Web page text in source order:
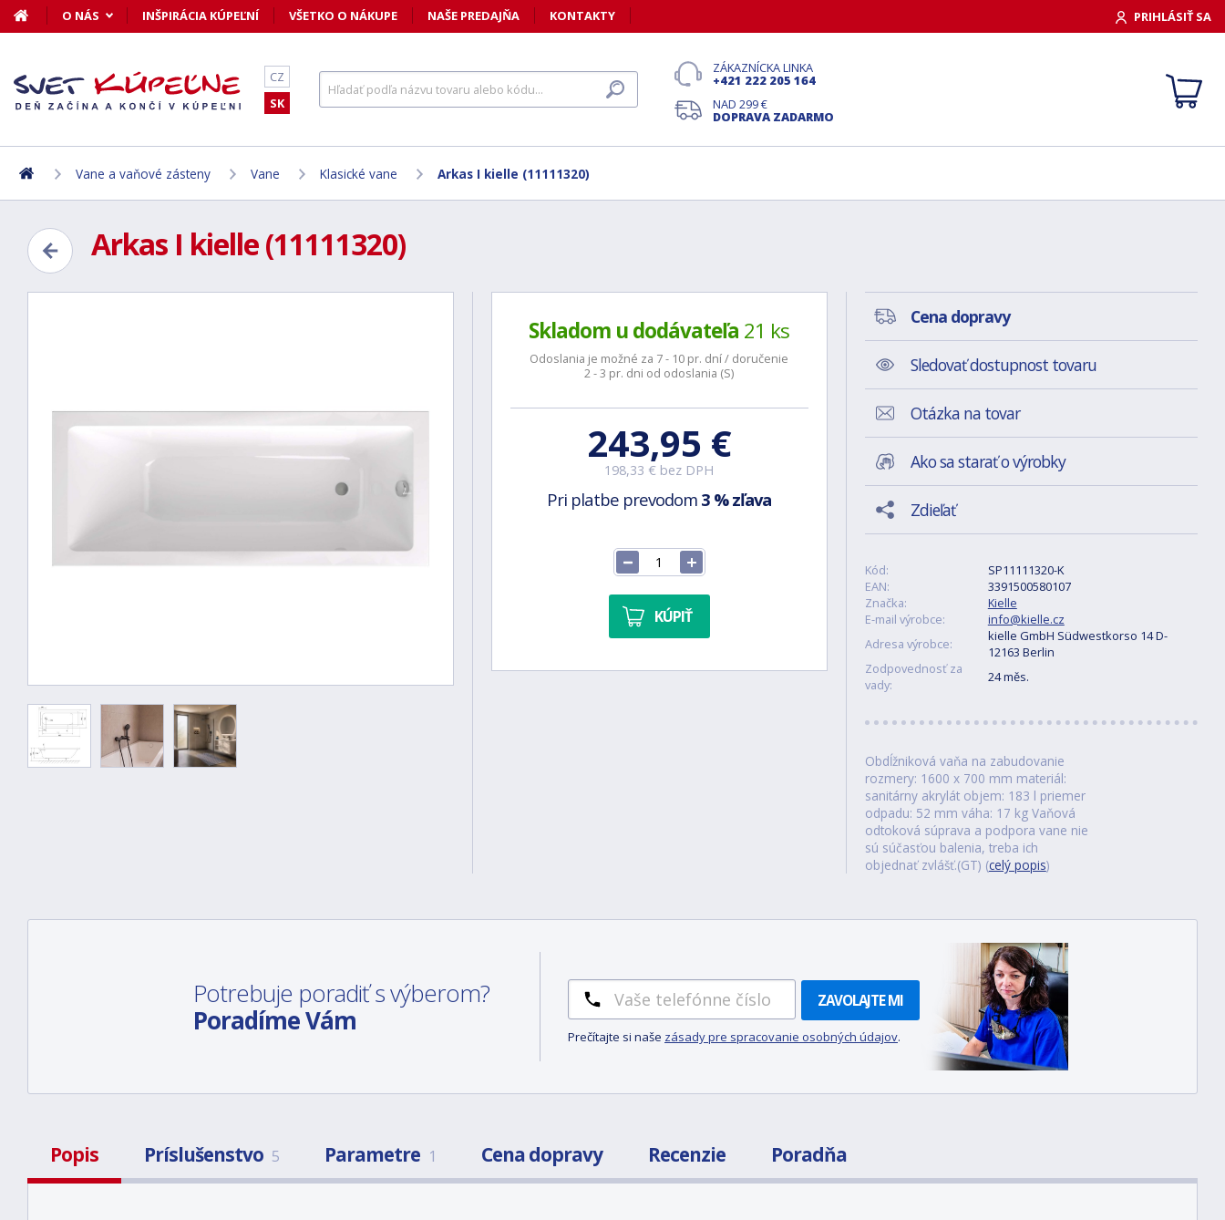
O NÁS INŠPIRÁCIA KÚPEĽNÍ VŠETKO O NÁKUPE NAŠE PREDAJŇA KONTAKTY PRIHLÁSIŤ SA
CZ
SK
ZÁKAZNÍCKA LINKA
+421 222 205 164
NAD 299 €
DOPRAVA ZADARMO
Vane a vaňové zásteny Vane Klasické vane Arkas I kielle (11111320)
Arkas I kielle (11111320)
Skladom u dodávateľa 21 ks
Odoslania je možné za 7 - 10 pr. dní / doručenie
2 - 3 pr. dni od odoslania (S)
243,95 €
198,33 € bez DPH
Pri platbe prevodom 3 % zľava
KÚPIŤ
Cena dopravy
Sledovať dostupnost tovaru
Otázka na tovar
Ako sa starať o výrobky
Zdieľať
Kód:
SP11111320-K
EAN:
3391500580107
Značka:
Kielle
E-mail výrobce:
info@kielle.cz
Adresa výrobce:
kielle GmbH Südwestkorso 14 D-
12163 Berlin
Zodpovednosť za
vady:
24 měs.
Obdĺžniková vaňa na zabudovanie
rozmery: 1600 x 700 mm materiál:
sanitárny akrylát objem: 183 l priemer
odpadu: 52 mm váha: 17 kg Vaňová
odtoková súprava a podpora vane nie
sú súčasťou balenia, treba ich
objednať zvlášť.(GT) (celý popis)
Potrebuje poradiť s výberom?
Poradíme Vám
ZAVOLAJTE MI
Prečítajte si naše zásady pre spracovanie osobných údajov.
Popis Príslušenstvo 5 Parametre 1 Cena dopravy Recenzie Poradňa